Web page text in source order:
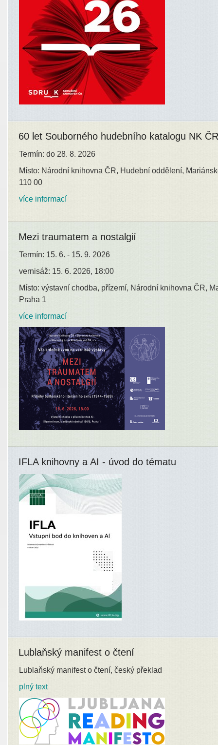
60 let Souborného hudebního katalogu NK ČR
Termín: do 28. 8. 2026
Místo: Národní knihovna ČR, Hudební oddělení,
110 00
více informací
Mezi traumatem a nostalgií
Termín: 15. 6. - 15. 9. 2026
vernisáž: 15. 6. 2026, 18:00
Místo: výstavní chodba, přízemí, Národní knihovna ČR,
Praha 1
více informací
IFLA knihovny a AI - úvod do tématu
Lublaňský manifest o čtení
Lublaňský manifest o čtení, český překlad
plný text